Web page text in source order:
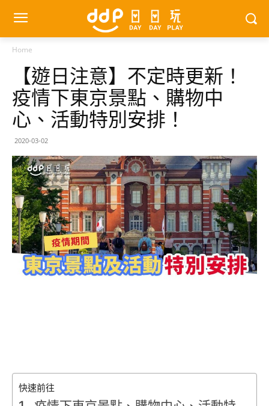
Home
【遊日注意】不定時更新！
疫情下東京景點、購物中
心、活動特別安排！
2020-03-02
快速前往